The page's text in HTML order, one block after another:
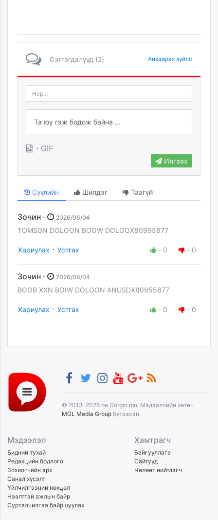
Сэтгэгдэлүүд (2) Анхаарах зүйлс
· GIF
Илгээх
Сүүлийн Шилдэг Таагүй
Зочин · 2026/06/04
TOMSGN DOLOON BOOW DOLOOX80955877
Хариулах · Устгах - 0 - 0
Зочин · 2026/06/04
BOOB XXN BOIW DOLOON ANUSDX80955877
Хариулах · Устгах - 0 - 0
© 2013-2026 он Dorgio.mn, Мэдээллийн хөтөч
MGL Media Group бүтээсэн.
Мэдээлэл
Бидний тухай
Редакцийн бодлого
Зохиогчийн эрх
Санал хүсэлт
Үйлчилгээний нөхцөл
Нээлттэй ажлын байр
Сурталчилгаа байршуулах
Хамтрагч
Байгууллага
Сайтууд
Чөлөөт нийтлэгч